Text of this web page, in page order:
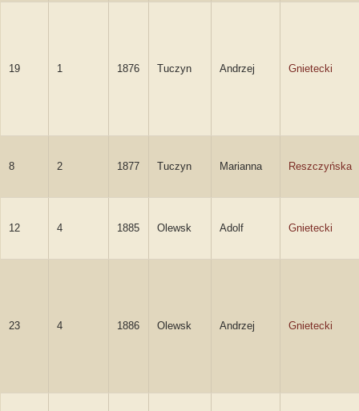
19 1 1876 Tuczyn Andrzej Gnietecki
8 2 1877 Tuczyn Marianna Reszczyńska
12 4 1885 Olewsk Adolf Gnietecki
23 4 1886 Olewsk Andrzej Gnietecki